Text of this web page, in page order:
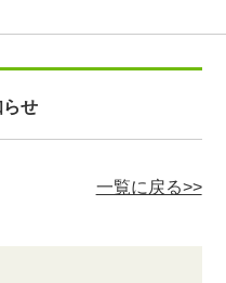
せ
一覧に戻る>>